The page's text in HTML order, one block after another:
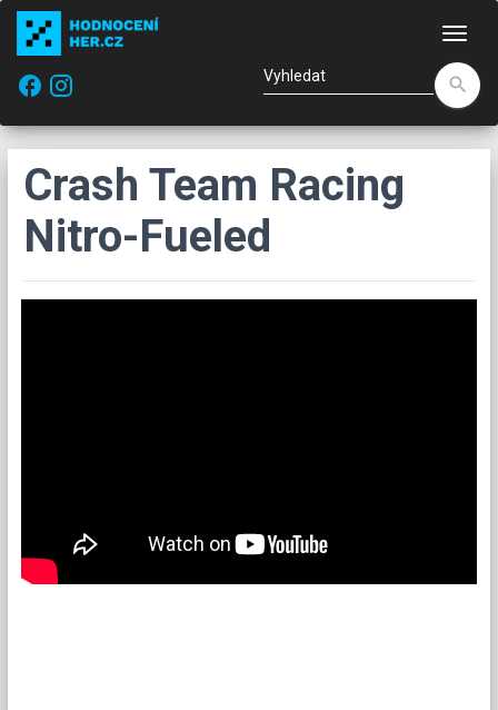
facebook
search
Crash Team Racing
Nitro-Fueled